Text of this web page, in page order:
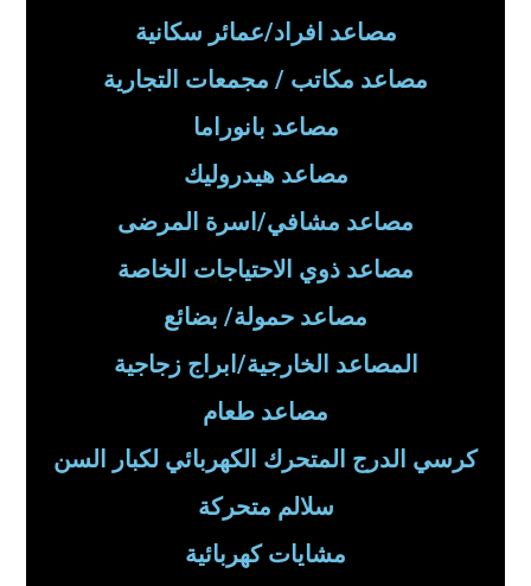
مصاعد افراد/عمائر سكانية
مصاعد مكاتب / مجمعات التجارية
مصاعد بانوراما
مصاعد هيدروليك
مصاعد مشافي/اسرة المرضى
مصاعد ذوي الاحتياجات الخاصة
مصاعد حمولة/ بضائع
المصاعد الخارجية/ابراج زجاجية
مصاعد طعام
كرسي الدرج المتحرك الكهربائي لكبار السن
سلالم متحركة
مشايات كهربائية